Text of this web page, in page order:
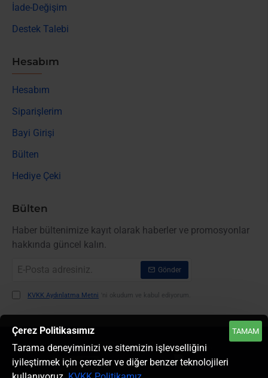
Çerez Politikasımız
Tarama deneyiminizi ve sitemizin işlevselliğini
iyileştirmek için çerezler ve diğer benzer teknolojileri
TAMAM
İade-Değişim
Destek Talebi
Hesabım
Hesabım
Siparişlerim
Bayi Girişi
Bülten
Hediye Çeki
Bülten
Haber bültenimize kayıt olarak haberler ve promosyonlar
hakkında güncel kalın.
Posta
Gönder
KVKK Aydınlatma Metni 'ni okudum ve kabul ediyorum.
Her hakkı saklıdır. © 2025, Largo Winch Ltd. Şti.